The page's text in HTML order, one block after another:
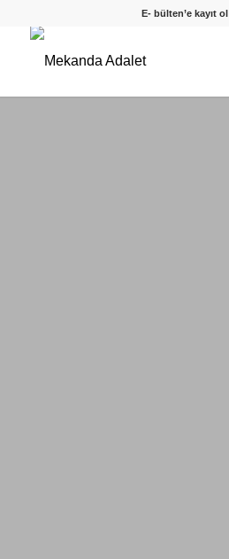
E- bülten’e kayıt ol